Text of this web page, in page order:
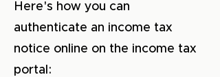
Here's how you can
authenticate an income tax
notice online on the income tax
portal: